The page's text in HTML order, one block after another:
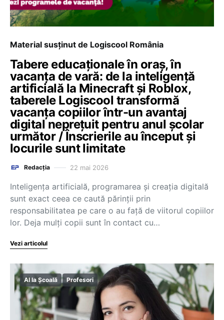
Material susținut de Logiscool România
Tabere educaționale în oraș, în
vacanța de vară: de la inteligență
artificială la Minecraft și Roblox,
taberele Logiscool transformă
vacanța copiilor într-un avantaj
digital neprețuit pentru anul școlar
următor / Înscrierile au început și
locurile sunt limitate
Redacția 22 mai 2026
Inteligența artificială, programarea și creația digitală
sunt exact ceea ce caută părinții prin
responsabilitatea pe care o au față de viitorul copiilor
lor. Deja mulți copii sunt în contact cu…
Vezi articolul
AI la Școală Profesori